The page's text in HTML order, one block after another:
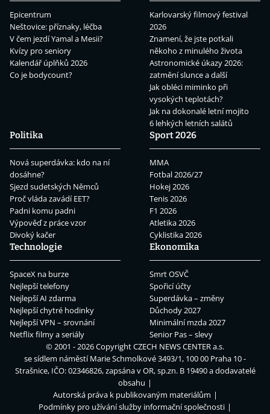
Epicentrum
Neštovice: příznaky, léčba
V čem jezdí Yamal a Mesii?
Kvízy pro seniory
Kalendář úplňků 2026
Co je bodycount?
Karlovarský filmový festival
2026
Znamení, že jste potkali
někoho z minulého života
Astronomické úkazy 2026:
zatmění slunce a další
Jak obléci miminko při
vysokých teplotách?
Jak na dokonalé letní mojito
6 lehkých letních salátů
Politika
Nová superdávka: kdo na ní
dosáhne?
Sjezd sudetských Němců
Proč vláda zavádí EET?
Padni komu padni
Výpověď z práce vzor
Divoký kačer
Sport 2026
MMA
Fotbal 2026/27
Hokej 2026
Tenis 2026
F1 2026
Atletika 2026
Cyklistika 2026
Technologie
SpaceX na burze
Nejlepší telefony
Nejlepší AI zdarma
Nejlepší chytré hodinky
Nejlepší VPN – srovnání
Netflix filmy a seriály
Ekonomika
Smrt OSVČ
Spořicí účty
Superdávka – změny
Důchody 2027
Minimální mzda 2027
Senior Pas – slevy
© 2001 - 2026 CopyrightCZECH NEWS CENTER a.s.
se sídlem náměstí Marie Schmolkové 3493/1, 100 00 Praha 10 -
Strašnice, IČO: 02346826, zapsána v OR, sp.zn. B 19490 a dodavatelé
obsahu
Autorská práva k publikovaným materiálům
Podmínky pro užívání služby informační společnosti